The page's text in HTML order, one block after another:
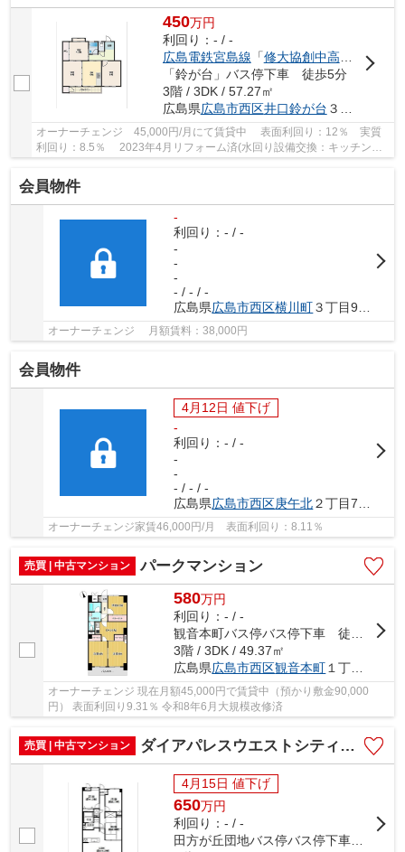
450万円
利回り：- / -
広島電鉄宮島線 「修大協創中高前
」駅 徒
「鈴が台」バス停下車 徒歩5分
3階 / 3DK / 57.27㎡
広島県広島市西区井口鈴が台 ３丁目2-6
オーナーチェンジ 45,000円/月にて賃貸中 表面利回り：12％ 実質
利回り：8.5％ 2023年4月リフォーム済(水回り設備交換：キッチン・
会員物件
-
利回り：- / -
-
-
-
- / - / -
広島県広島市西区横川町３丁目9-12
オーナーチェンジ 月額賃料：38,000円
会員物件
4月12日 値下げ
-
利回り：- / -
-
-
- / - / -
広島県広島市西区庚午北２丁目7-16
オーナーチェンジ家賃46,000円/月 表面利回り：8.11％
売買 | 中古マンション パークマンション
580万円
利回り：- / -
3階 / 3DK / 49.37㎡
広島県広島市西区観音本町 １丁目7-7
オーナーチェンジ 現在月額45,000円で賃貸中（預かり敷金90,000
円） 表面利回り9.31％ 令和8年6月大規模改修済
売買 | 中古マンション ダイアパレスウエストシティ四季の杜
4月15日 値下げ
650万円
利回り：- / -